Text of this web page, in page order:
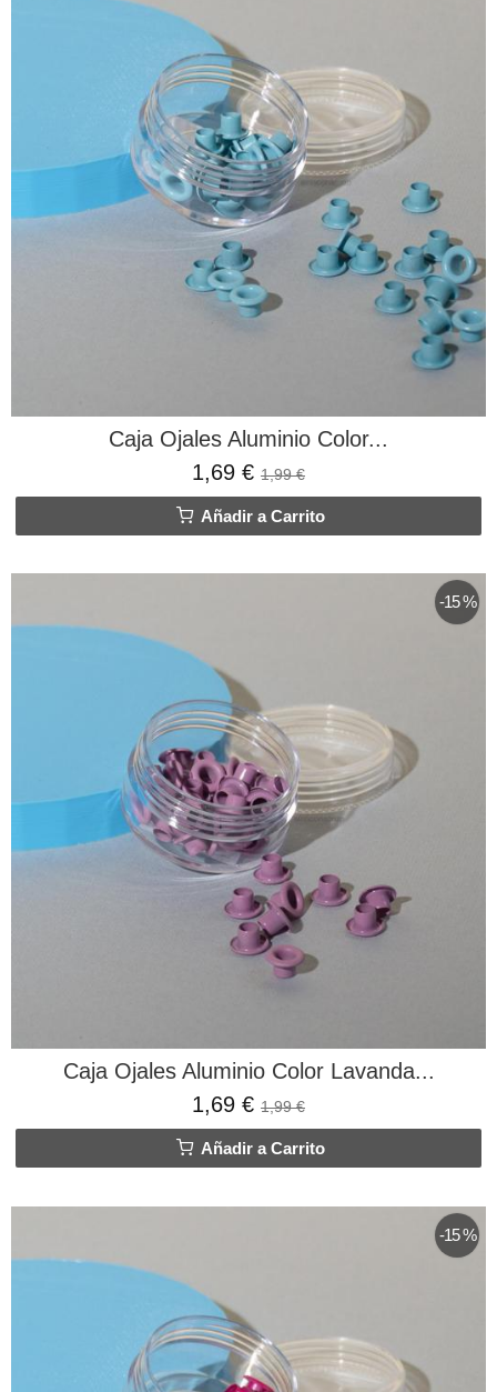
Caja Ojales Aluminio Color...
1,69 € 1,99 €
Añadir a Carrito
-15 %
Caja Ojales Aluminio Color Lavanda...
1,69 € 1,99 €
Añadir a Carrito
-15 %